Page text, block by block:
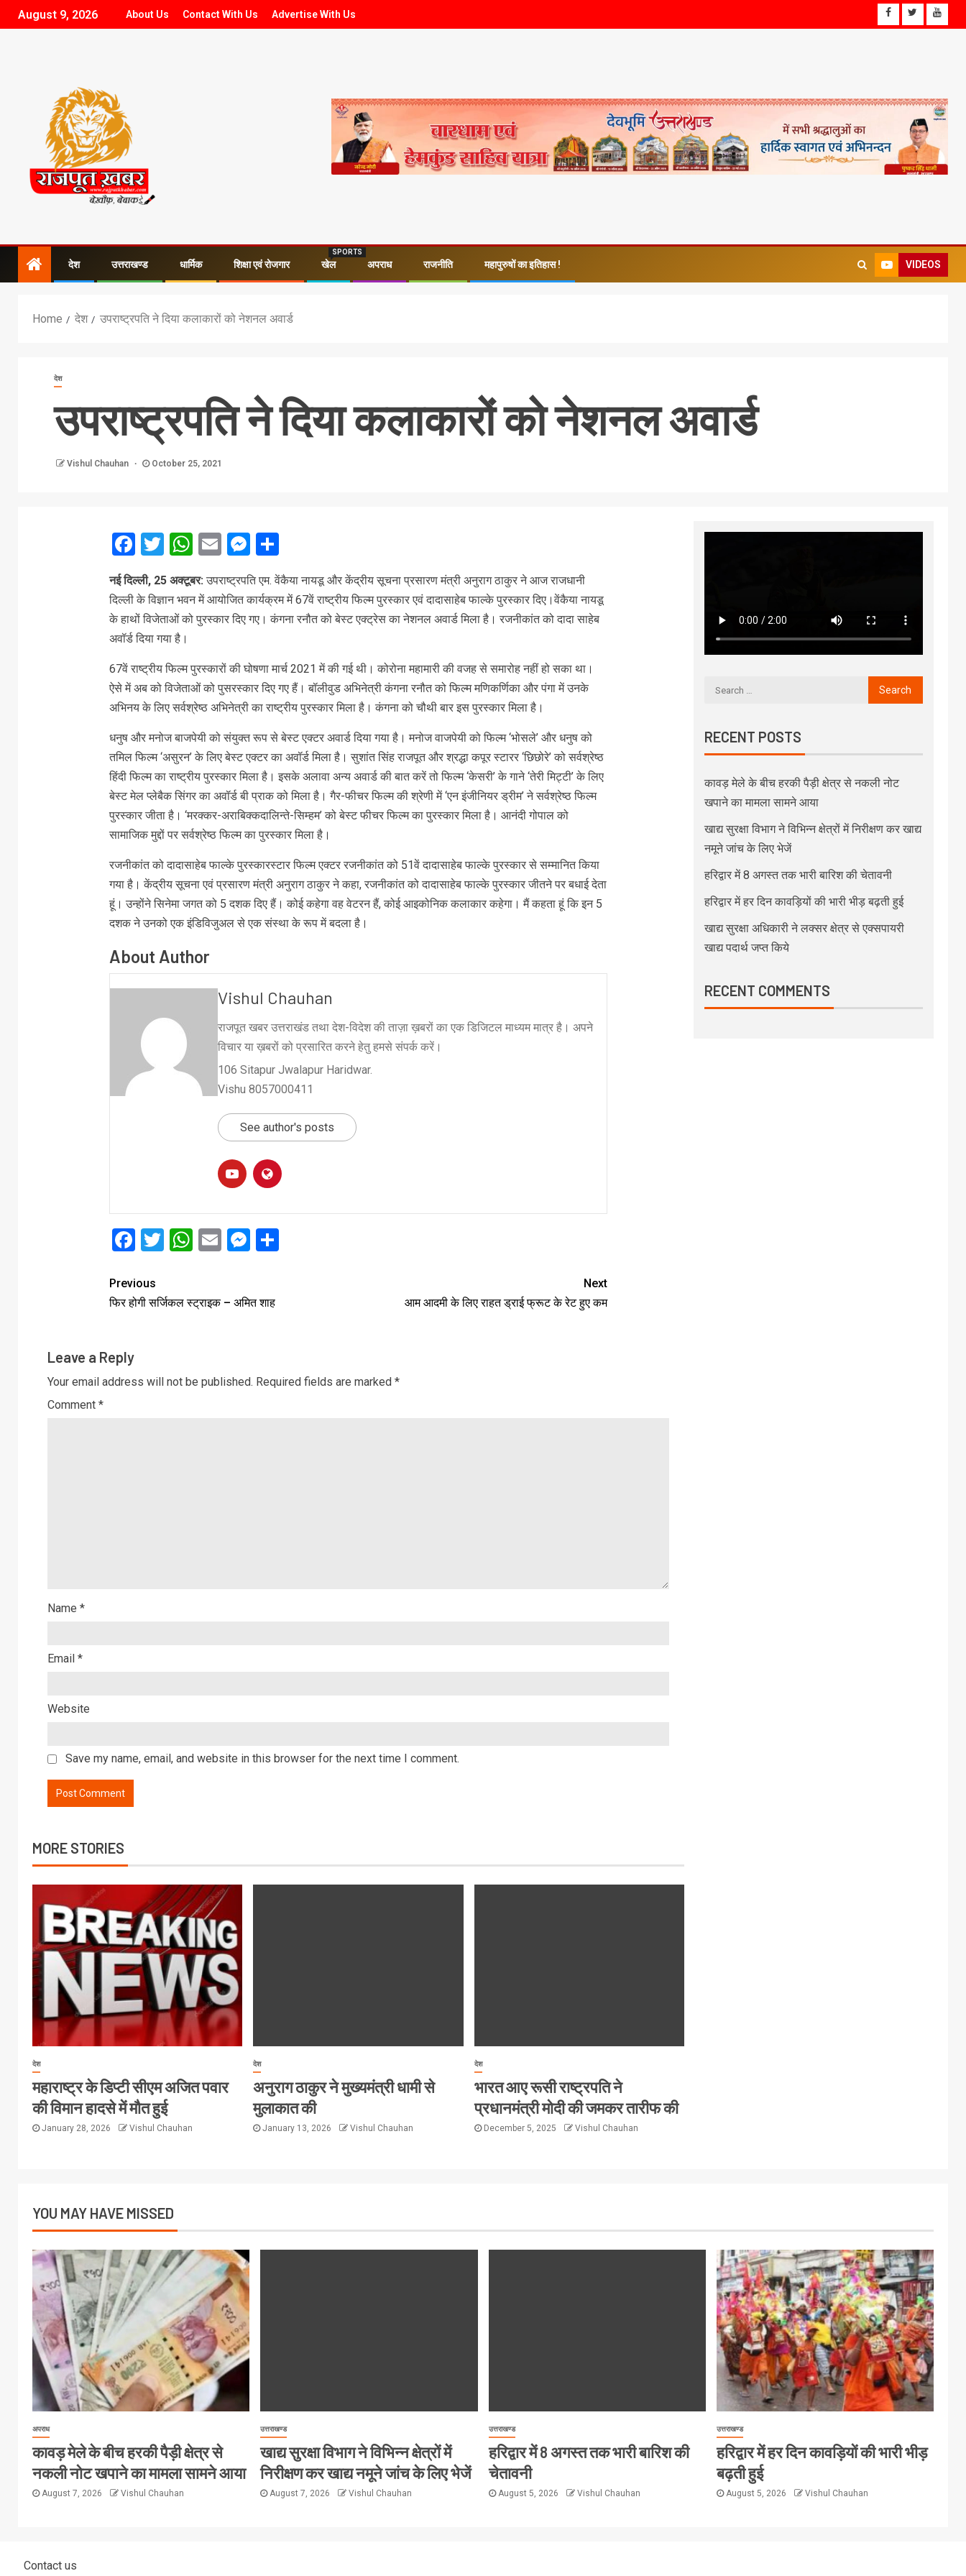
August 9, 2026 About Us Contact With Us Advertise With Us
देश उत्तराखण्ड धार्मिक शिक्षा एवं रोजगार खेल
SPORTS
अपराध राजनीति महापुरुषों का इतिहास ! VIDEOS
Home देश उपराष्ट्रपति ने दिया कलाकारों को नेशनल अवार्ड
देश
उपराष्ट्रपति ने दिया कलाकारों को नेशनल अवार्ड
Vishul Chauhan October 25, 2021
Facebook
Twitter
WhatsApp
EmailMessenger
Share
नई दिल्ली, 25 अक्टूबर: उपराष्ट्रपति एम. वेंकैया नायडू और केंद्रीय सूचना प्रसारण मंत्री अनुराग ठाकुर ने आज राजधानी
दिल्ली के विज्ञान भवन में आयोजित कार्यक्रम में 67वें राष्ट्रीय फिल्म पुरस्कार एवं दादासाहेब फाल्के पुरस्कार दिए।वेंकैया नायडू
के हाथों विजेताओं को पुरस्कार दिए गए। कंगना रनौत को बेस्ट एक्ट्रेस का नेशनल अवार्ड मिला है। रजनीकांत को दादा साहेब
अवॉर्ड दिया गया है।
67वें राष्ट्रीय फिल्म पुरस्कारों की घोषणा मार्च 2021 में की गई थी। कोरोना महामारी की वजह से समारोह नहीं हो सका था।
ऐसे में अब को विजेताओं को पुसरस्कार दिए गए हैं। बॉलीवुड अभिनेत्री कंगना रनौत को फिल्म मणिकर्णिका और पंगा में उनके
अभिनय के लिए सर्वश्रेष्ठ अभिनेत्री का राष्ट्रीय पुरस्कार मिला है। कंगना को चौथी बार इस पुरस्कार मिला है।
धनुष और मनोज बाजपेयी को संयुक्त रूप से बेस्ट एक्टर अवार्ड दिया गया है। मनोज वाजपेयी को फिल्‍म ‘भोसले’ और धनुष को
तमिल फिल्म ‘असुरन’ के लिए बेस्ट एक्‍टर का अवॉर्ड मिला है। सुशांत सिंह राजपूत और श्रद्धा कपूर स्टारर ‘छिछोरे’ को सर्वश्रेष्ठ
हिंदी फिल्म का राष्ट्रीय पुरस्कार मिला है। इसके अलावा अन्य अवार्ड की बात करें तो फिल्म ‘केसरी’ के गाने ‘तेरी मिट्टी’ के लिए
बेस्ट मेल प्लेबैक सिंगर का अवॉर्ड बी प्राक को मिला है। गैर-फीचर फिल्म की श्रेणी में ‘एन इंजीनियर ड्रीम’ ने सर्वश्रेष्ठ फिल्म
पुरस्कार जीता है। ‘मरक्कर-अराबिक्कदालिन्ते-सिम्हम’ को बेस्ट फीचर फिल्म का पुरस्कार मिला है। आनंदी गोपाल को
सामाजिक मुद्दों पर सर्वश्रेष्ठ फिल्म का पुरस्कार मिला है।
रजनीकांत को दादासाहेब फाल्के पुरस्कारस्टार फिल्म एक्टर रजनीकांत को 51वें दादासाहेब फाल्के पुरस्कार से सम्मानित किया
गया है। केंद्रीय सूचना एवं प्रसारण मंत्री अनुराग ठाकुर ने कहा, रजनीकांत को दादासाहेब फाल्के पुरस्कार जीतने पर बधाई देता
हूं। उन्होंने सिनेमा जगत को 5 दशक दिए हैं। कोई कहेगा वह वेटरन हैं, कोई आइकोनिक कलाकार कहेगा। मैं कहता हूं कि इन 5
दशक ने उनको एक इंडिविजुअल से एक संस्था के रूप में बदला है।
About Author
Vishul Chauhan
राजपूत खबर उत्तराखंड तथा देश-विदेश की ताज़ा ख़बरों का एक डिजिटल माध्यम मात्र है। अपने
विचार या ख़बरों को प्रसारित करने हेतु हमसे संपर्क करें।
106 Sitapur Jwalapur Haridwar.
Vishu 8057000411
See author's posts
Facebook
Twitter
WhatsApp
EmailMessenger
Share
Previous
फिर होगी सर्जिकल स्ट्राइक – अमित शाह
Next
आम आदमी के लिए राहत ड्राई फ्रूट के रेट हुए कम
Leave a Reply
Your email address will not be published. Required fields are marked *
Comment *
Name *
Email *
Website
Save my name, email, and website in this browser for the next time I comment.
MORE STORIES
देश
महाराष्ट्र के डिप्टी सीएम अजित पवार
की विमान हादसे में मौत हुई
January 28, 2026 Vishul Chauhan
देश
अनुराग ठाकुर ने मुख्यमंत्री धामी से
मुलाकात की
January 13, 2026 Vishul Chauhan
देश
भारत आए रूसी राष्ट्रपति ने
प्रधानमंत्री मोदी की जमकर तारीफ की
December 5, 2025 Vishul Chauhan
RECENT POSTS
कावड़ मेले के बीच हरकी पैड़ी क्षेत्र से नकली नोट
खपाने का मामला सामने आया
खाद्य सुरक्षा विभाग ने विभिन्न क्षेत्रों में निरीक्षण कर खाद्य
नमूने जांच के लिए भेजें
हरिद्वार में 8 अगस्त तक भारी बारिश की चेतावनी
हरिद्वार में हर दिन कावड़ियों की भारी भीड़ बढ़ती हुई
खाद्य सुरक्षा अधिकारी ने लक्सर क्षेत्र से एक्सपायरी
खाद्य पदार्थ जप्त किये
RECENT COMMENTS
YOU MAY HAVE MISSED
अपराध
कावड़ मेले के बीच हरकी पैड़ी क्षेत्र से
नकली नोट खपाने का मामला सामने आया
August 7, 2026 Vishul Chauhan
उत्तराखण्ड
खाद्य सुरक्षा विभाग ने विभिन्न क्षेत्रों में
निरीक्षण कर खाद्य नमूने जांच के लिए भेजें
August 7, 2026 Vishul Chauhan
उत्तराखण्ड
हरिद्वार में 8 अगस्त तक भारी बारिश की
चेतावनी
August 5, 2026 Vishul Chauhan
उत्तराखण्ड
हरिद्वार में हर दिन कावड़ियों की भारी भीड़
बढ़ती हुई
August 5, 2026 Vishul Chauhan
Contact us